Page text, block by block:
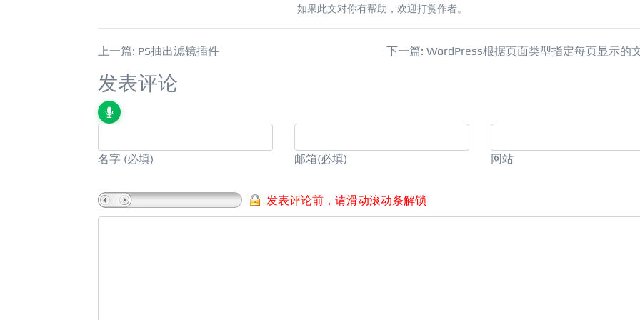
如果此文对你有帮助，欢迎打赏作者。
上一篇: PS抽出滤镜插件 下一篇: WordPress根据页面类型指定每页显示的
发表评论
名字 (必填) 邮箱(必填) 网站
发表评论前，请滑动滚动条解锁